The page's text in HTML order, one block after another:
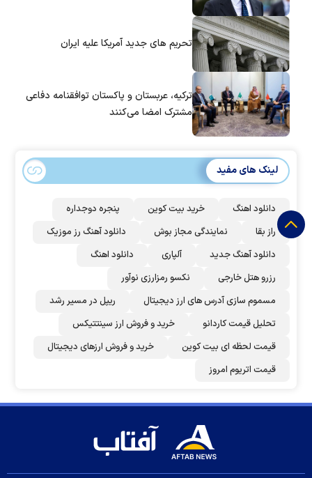
تحریم های جدید آمریکا علیه ایران
ترکیه، عربستان و پاکستان توافقنامه دفاعی
مشترک امضا می‌کنند
لینک های مفید
دانلود اهنگ خرید بیت کوین
پنجره دوجداره
راز بقا
نمایندگی مجاز بوش
دانلود آهنگ رز‌ موزیک
دانلود آهنگ جدید
آلپاری
دانلود اهنگ
رزرو هتل خارجی
نکسو رمزارزی نوآور
مسموم سازی آدرس های ارز دیجیتال
ریپل در مسیر رشد
تحلیل قیمت کاردانو
خرید و فروش ارز سینتتیکس
قیمت لحظه ای بیت کوین
خرید و فروش ارزهای دیجیتال
قیمت اتریوم امروز